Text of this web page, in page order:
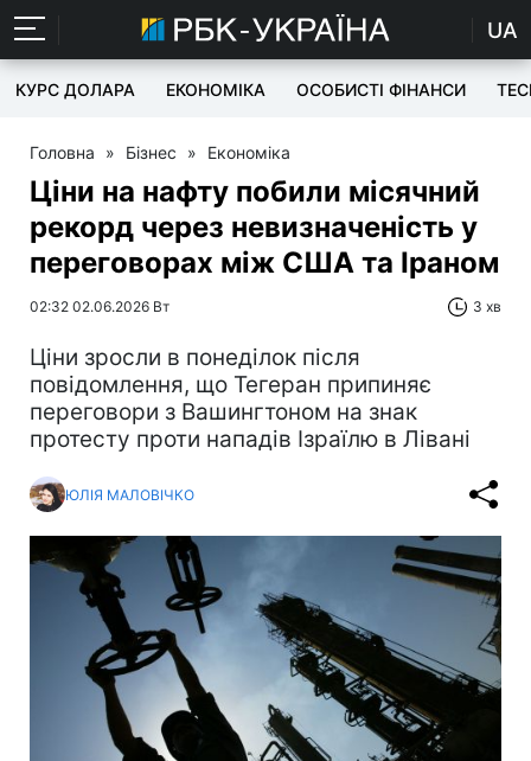
UA
КУРС ДОЛАРА ЕКОНОМІКА ОСОБИСТІ ФІНАНСИ
Головна » Бізнес » Економіка
Ціни на нафту побили місячний
рекорд через невизначеність у
переговорах між США та Іраном
02:32 02.06.2026 Вт 3 хв
Ціни зросли в понеділок після
повідомлення, що Тегеран припиняє
переговори з Вашингтоном на знак
протесту проти нападів Ізраїлю в Лівані
ЮЛІЯ МАЛОВІЧКО